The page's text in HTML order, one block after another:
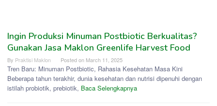
Ingin Produksi Minuman Postbiotic Berkualitas?
Gunakan Jasa Maklon Greenlife Harvest Food
By Praktisi Maklon Posted on March 11, 2025
Tren Baru: Minuman Postbiotic, Rahasia Kesehatan Masa Kini
Beberapa tahun terakhir, dunia kesehatan dan nutrisi dipenuhi dengan
istilah probiotik, prebiotik, Baca Selengkapnya